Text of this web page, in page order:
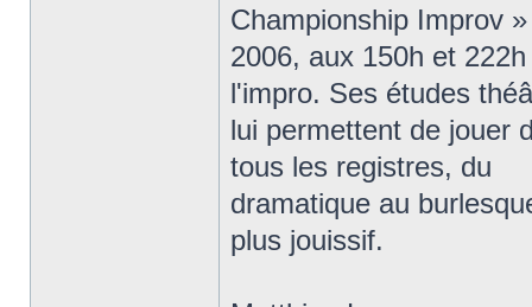
Championship Improv
2006, aux 150h et
l'impro. Ses études
lui permettent de jouer
tous les registres, du
dramatique au
plus jouissif.